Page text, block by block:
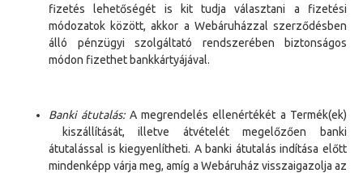
fizetés lehetőségét is kit tudja választani a fizetési
módozatok között, akkor a Webáruházzal szerződésben
álló pénzügyi szolgáltató rendszerében biztonságos
módon fizethet bankkártyájával.
Banki átutalás: A megrendelés ellenértékét a Termék(ek)
kiszállítását, illetve átvételét megelőzően banki
átutalással is kiegyenlítheti. A banki átutalás indítása előtt
mindenképp várja meg, amíg a Webáruház visszaigazolja az